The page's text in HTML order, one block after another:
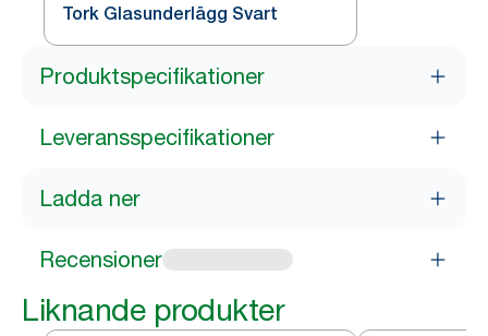
Tork Glasunderlägg Svart
Produktspecifikationer
Leveransspecifikationer
Ladda ner
Recensioner
Liknande produkter